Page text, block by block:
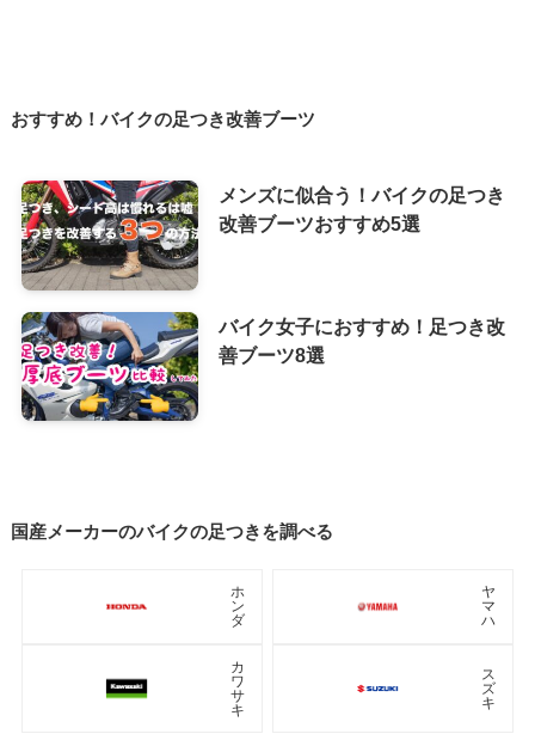
おすすめ！バイクの足つき改善ブーツ
メンズに似合う！バイクの足つき
改善ブーツおすすめ5選
バイク女子におすすめ！足つき改
善ブーツ8選
国産メーカーのバイクの足つきを調べる
ホ
ン
ダ
ヤ
マ
ハ
カ
ワ
サ
キ
ス
ズ
キ